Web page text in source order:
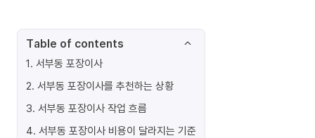
Table of contents
1. 서부동 포장이사
2. 서부동 포장이사를 추천하는 상황
3. 서부동 포장이사 작업 흐름
4. 서부동 포장이사 비용이 달라지는 기준